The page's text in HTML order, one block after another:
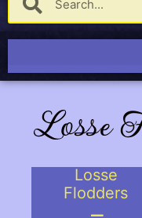
Losse
Losse
Flodders